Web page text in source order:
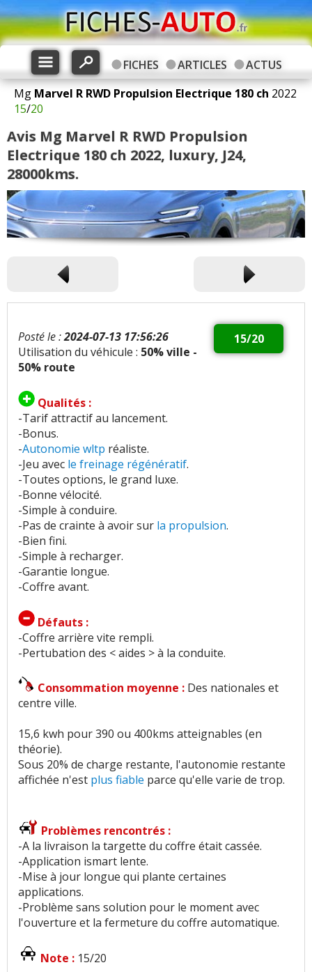
FICHES ARTICLES
ACTUS
Mg Marvel R RWD Propulsion Electrique 180 ch 2022
15/20
Avis Mg Marvel R RWD Propulsion
Electrique 180 ch 2022, luxury, J24,
28000kms.
15/20
Posté le :2024-07-13 17:56:26
Utilisation du véhicule : 50% ville -
50% route
Qualités :
-Tarif attractif au lancement.
-Bonus.
-Autonomie wltp réaliste.
-Jeu avec le freinage régénératif.
-Toutes options, le grand luxe.
-Bonne vélocité.
-Simple à conduire.
-Pas de crainte à avoir sur la propulsion.
-Bien fini.
-Simple à recharger.
-Garantie longue.
-Coffre avant.
Défauts :
-Coffre arrière vite rempli.
-Pertubation des < aides > à la conduite.
Consommation moyenne : Des nationales et
centre ville.
15,6 kwh pour 390 ou 400kms atteignables (en
théorie).
Sous 20% de charge restante, l'autonomie restante
affichée n'est plus fiable parce qu'elle varie de trop.
Problèmes rencontrés :
-A la livraison la targette du coffre était cassée.
-Application ismart lente.
-Mise à jour longue qui plante certaines
applications.
-Problème sans solution pour le moment avec
l'ouverture et la fermeture du coffre automatique.
Note : 15/20